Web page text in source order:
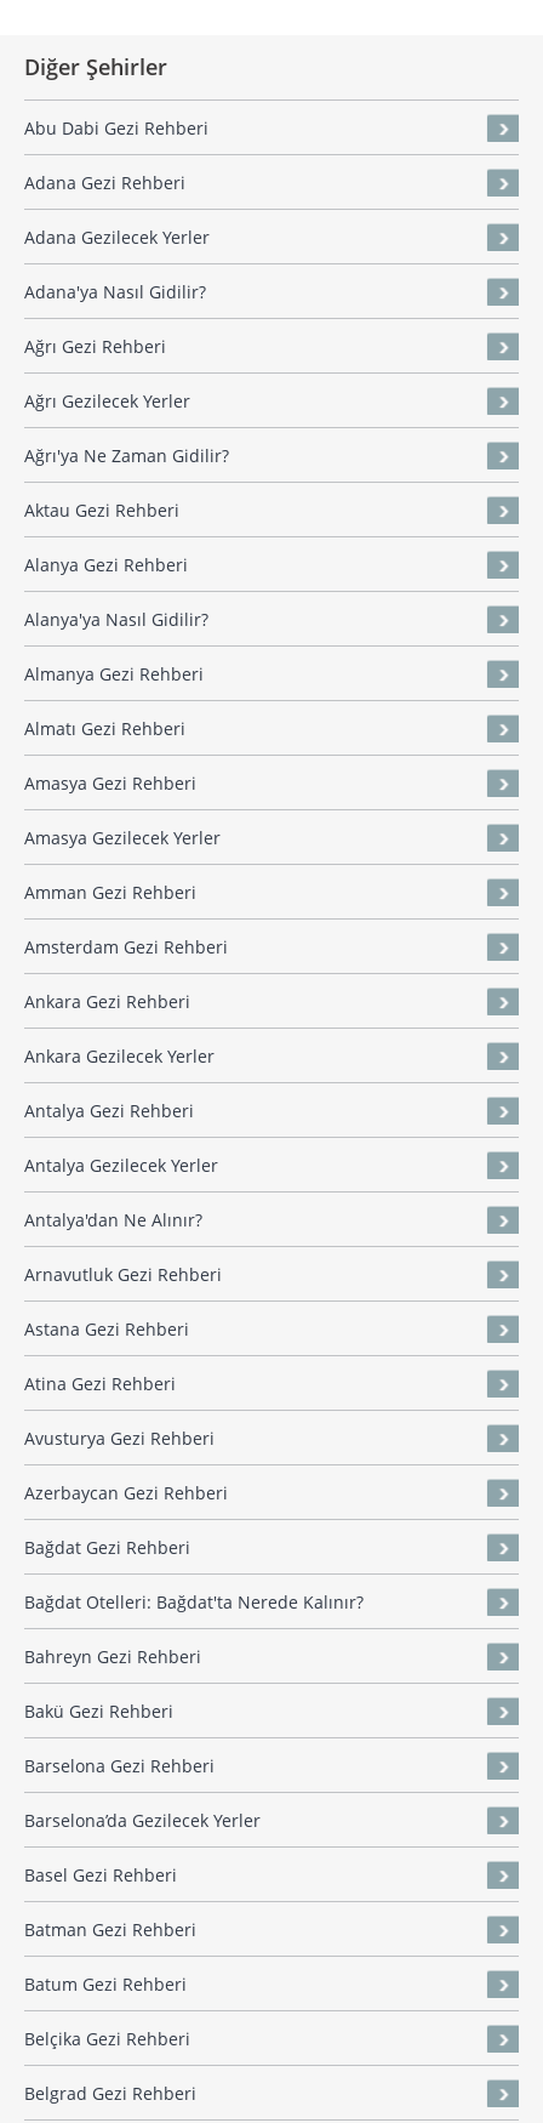
Diğer Şehirler
Abu Dabi Gezi Rehberi
Adana Gezi Rehberi
Adana Gezilecek Yerler
Adana'ya Nasıl Gidilir?
Ağrı Gezi Rehberi
Ağrı Gezilecek Yerler
Ağrı'ya Ne Zaman Gidilir?
Aktau Gezi Rehberi
Alanya Gezi Rehberi
Alanya'ya Nasıl Gidilir?
Almanya Gezi Rehberi
Almatı Gezi Rehberi
Amasya Gezi Rehberi
Amasya Gezilecek Yerler
Amman Gezi Rehberi
Amsterdam Gezi Rehberi
Ankara Gezi Rehberi
Ankara Gezilecek Yerler
Antalya Gezi Rehberi
Antalya Gezilecek Yerler
Antalya'dan Ne Alınır?
Arnavutluk Gezi Rehberi
Astana Gezi Rehberi
Atina Gezi Rehberi
Avusturya Gezi Rehberi
Azerbaycan Gezi Rehberi
Bağdat Gezi Rehberi
Bağdat Otelleri: Bağdat'ta Nerede Kalınır?
Bahreyn Gezi Rehberi
Bakü Gezi Rehberi
Barselona Gezi Rehberi
Barselona’da Gezilecek Yerler
Basel Gezi Rehberi
Batman Gezi Rehberi
Batum Gezi Rehberi
Belçika Gezi Rehberi
Belgrad Gezi Rehberi